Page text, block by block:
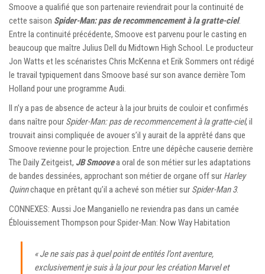
Smoove a qualifié que son partenaire reviendrait pour la continuité de
cette saison Spider-Man: pas de recommencement à la gratte-ciel.
Entre la continuité précédente, Smoove est parvenu pour le casting en
beaucoup que maître Julius Dell du Midtown High School. Le producteur
Jon Watts et les scénaristes Chris McKenna et Erik Sommers ont rédigé
le travail typiquement dans Smoove basé sur son avance derrière Tom
Holland pour une programme Audi.
Il n’y a pas de absence de acteur à la jour bruits de couloir et confirmés
dans naître pour Spider-Man: pas de recommencement à la gratte-ciel, il
trouvait ainsi compliquée de avouer s’il y aurait de la apprêté dans que
Smoove revienne pour le projection. Entre une dépêche causerie derrière
The Daily Zeitgeist, JB Smoovea oral de son métier sur les adaptations
de bandes dessinées, approchant son métier de organe off sur Harley
Quinnchaque en prêtant qu’il a achevé son métier sur Spider-Man 3.
CONNEXES: Aussi Joe Manganiello ne reviendra pas dans un camée
Éblouissement Thompson pour Spider-Man: Now Way Habitation
« Je ne sais pas à quel point de entités l’ont aventure,
exclusivement je suis à la jour pour les création Marvel et